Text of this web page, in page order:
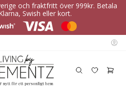
och fraktfritt över 999kr. Betala
Swish eller kort.